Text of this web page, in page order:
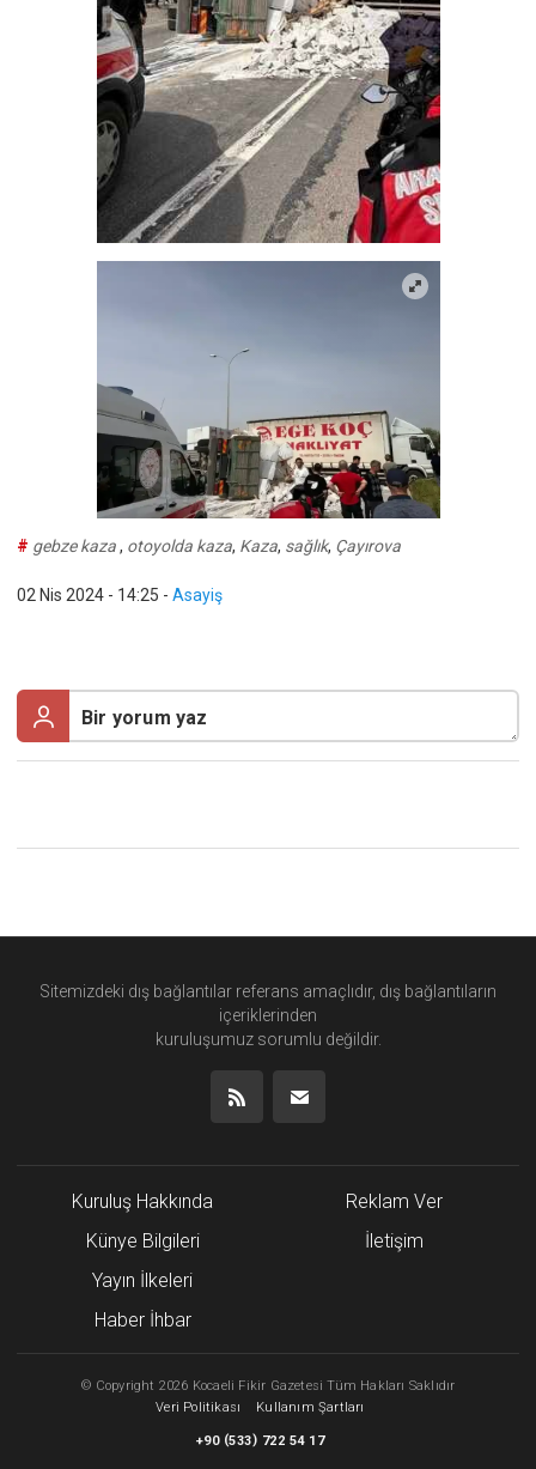
# gebze kaza, otoyolda kaza, Kaza, sağlık, Çayırova
02 Nis 2024 - 14:25 - Asayiş
Sitemizdeki dış bağlantılar referans amaçlıdır, dış bağlantıların
içeriklerinden
kuruluşumuz sorumlu değildir.
Kuruluş Hakkında
Künye Bilgileri
Yayın İlkeleri
Haber İhbar
Reklam Ver
İletişim
© Copyright 2026 Kocaeli Fikir Gazetesi Tüm Hakları Saklıdır
Veri Politikası
Kullanım Şartları
+90 (533) 722 54 17